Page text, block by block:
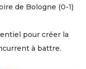
de Bologne (0-1)
pour créer la
à battre.